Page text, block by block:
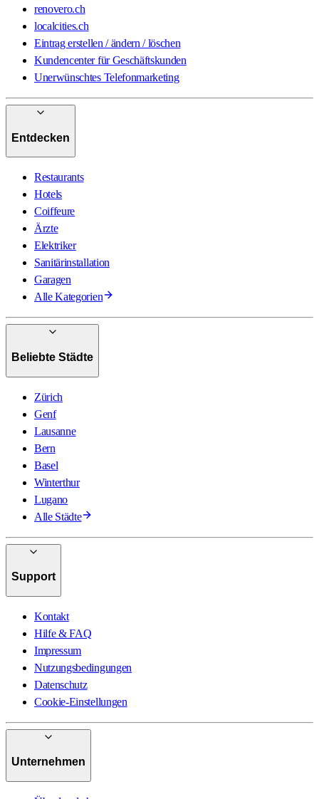
renovero.ch
localcities.ch
Eintrag erstellen / ändern / löschen
Kundencenter für Geschäftskunden
Unerwünschtes Telefonmarketing
Entdecken
Restaurants
Hotels
Coiffeure
Ärzte
Elektriker
Sanitärinstallation
Garagen
Alle Kategorien
Beliebte Städte
Zürich
Genf
Lausanne
Bern
Basel
Winterthur
Lugano
Alle Städte
Support
Kontakt
Hilfe & FAQ
Impressum
Nutzungsbedingungen
Datenschutz
Cookie-Einstellungen
Unternehmen